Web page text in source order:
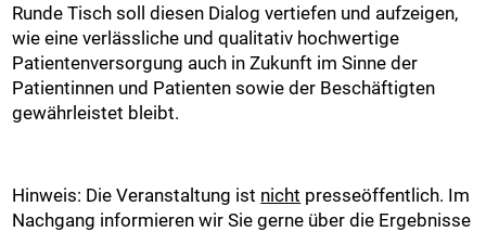
Runde Tisch soll diesen Dialog vertiefen und aufzeigen,
wie eine verlässliche und qualitativ hochwertige
Patientenversorgung auch in Zukunft im Sinne der
Patientinnen und Patienten sowie der Beschäftigten
gewährleistet bleibt.
Hinweis: Die Veranstaltung ist nicht presseöffentlich. Im
Nachgang informieren wir Sie gerne über die Ergebnisse